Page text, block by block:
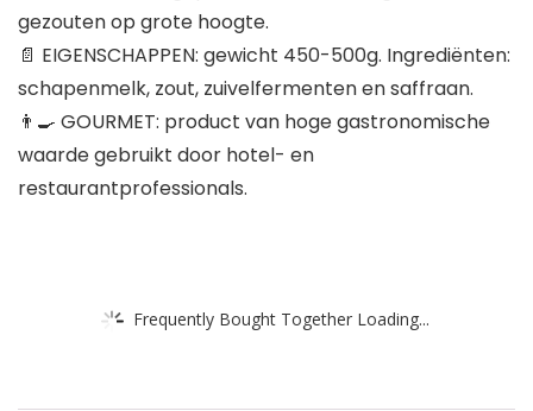
gezouten op grote hoogte.
📄 EIGENSCHAPPEN: gewicht 450-500g. Ingrediënten:
schapenmelk, zout, zuivelfermenten en saffraan.
👨‍🍳 GOURMET: product van hoge gastronomische
waarde gebruikt door hotel- en
restaurantprofessionals.
Frequently Bought Together Loading...